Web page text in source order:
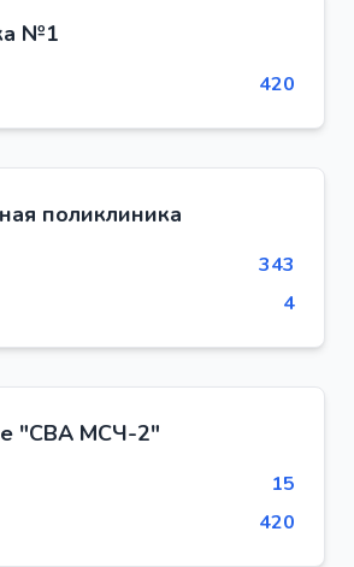
№1
420
поликлиника
343
4
"СВА МСЧ-2"
15
420